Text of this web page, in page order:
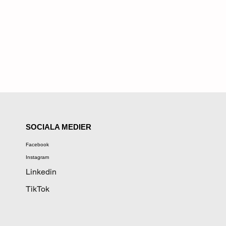
SOCIALA MEDIER
Facebook
Instagram
Linkedin
TikTok